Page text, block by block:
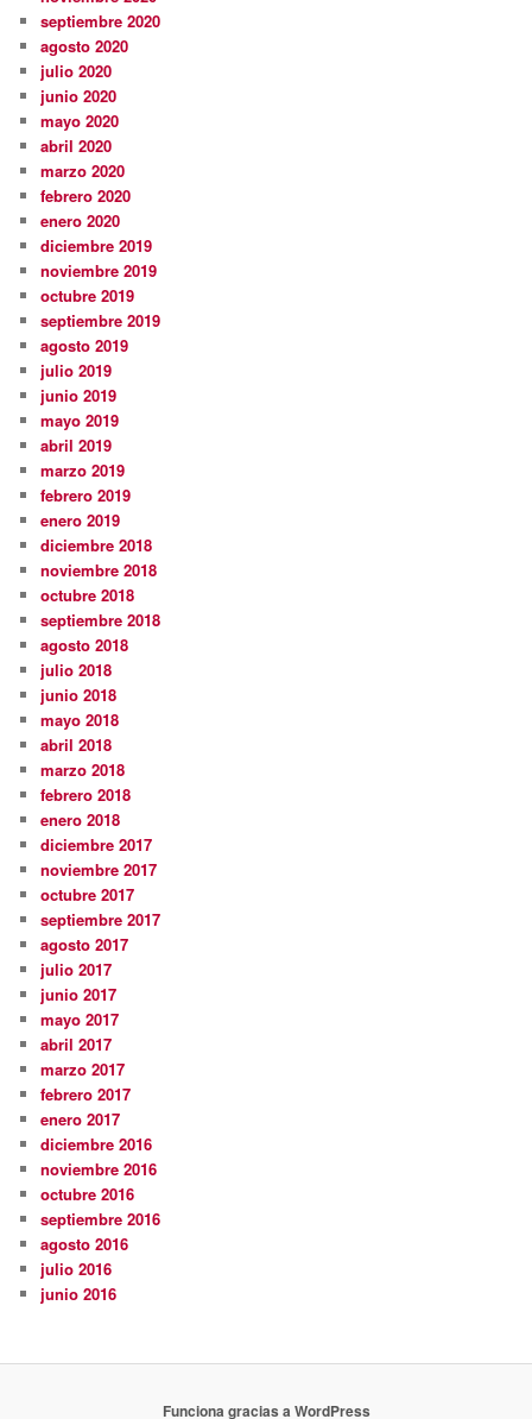
septiembre 2020
agosto 2020
julio 2020
junio 2020
mayo 2020
abril 2020
marzo 2020
febrero 2020
enero 2020
diciembre 2019
noviembre 2019
octubre 2019
septiembre 2019
agosto 2019
julio 2019
junio 2019
mayo 2019
abril 2019
marzo 2019
febrero 2019
enero 2019
diciembre 2018
noviembre 2018
octubre 2018
septiembre 2018
agosto 2018
julio 2018
junio 2018
mayo 2018
abril 2018
marzo 2018
febrero 2018
enero 2018
diciembre 2017
noviembre 2017
octubre 2017
septiembre 2017
agosto 2017
julio 2017
junio 2017
mayo 2017
abril 2017
marzo 2017
febrero 2017
enero 2017
diciembre 2016
noviembre 2016
octubre 2016
septiembre 2016
agosto 2016
julio 2016
junio 2016
Funciona gracias a WordPress